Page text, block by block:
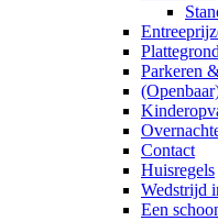
Parkeren
Contact
Huisregels
Wedstrijd
Een